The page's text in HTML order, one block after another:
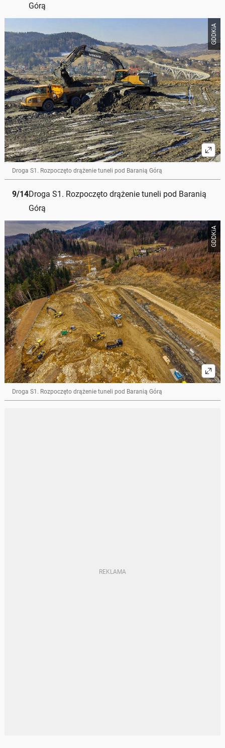
Górą
GDDKiA
Droga S1. Rozpoczęto drążenie tuneli pod Baranią Górą
9/14Droga S1. Rozpoczęto drążenie tuneli pod Baranią
Górą
GDDKiA
Droga S1. Rozpoczęto drążenie tuneli pod Baranią Górą